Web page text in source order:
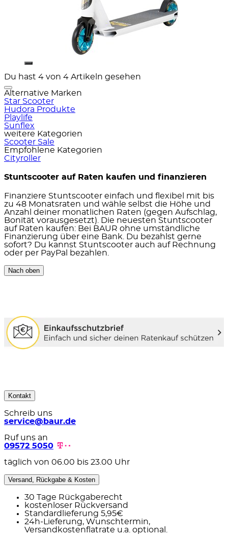
Du hast 4 von 4 Artikeln gesehen
Alternative Marken
Star Scooter
Hudora Produkte
Playlife
Sunflex
weitere Kategorien
Scooter Sale
Empfohlene Kategorien
Cityroller
Stuntscooter auf Raten kaufen und finanzieren
Finanziere Stuntscooter einfach und flexibel mit bis
zu 48 Monatsraten und wähle selbst die Höhe und
Anzahl deiner monatlichen Raten (gegen Aufschlag,
Bonität vorausgesetzt). Die neuesten Stuntscooter
auf Raten kaufen: Bei BAUR ohne umständliche
Finanzierung über eine Bank. Du bezahlst gerne
sofort? Du kannst Stuntscooter auch auf Rechnung
oder per PayPal bezahlen.
Nach oben
Kontakt
Schreib uns
service@baur.de
Ruf uns an
09572 5050
täglich von 06.00 bis 23.00 Uhr
Versand, Rückgabe & Kosten
30 Tage Rückgaberecht
kostenloser Rückversand
Standardlieferung 5,95€
24h-Lieferung, Wunschtermin,
Versandkostenflatrate u.a. optional.